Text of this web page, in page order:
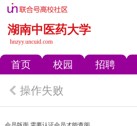
湖南中医药大学
hnzyy.uncuid.com
首页 校园 招聘
操作失败